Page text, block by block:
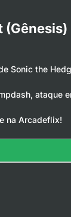
(Gênesis)
Sonic the
ataque
na Arcadeflix!